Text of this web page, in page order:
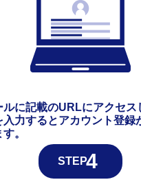
ルに記載のURLにアクセス
入力するとアカウント登録
。